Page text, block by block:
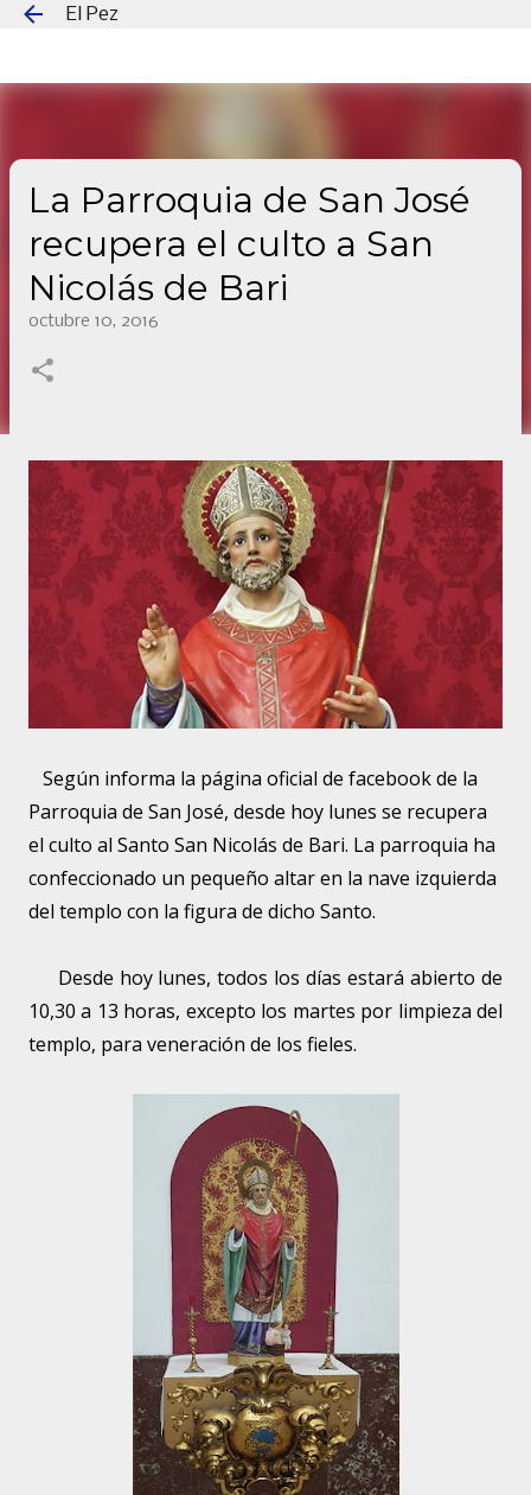
El Pez
La Parroquia de San José
recupera el culto a San
Nicolás de Bari
octubre 10, 2016
Según informa la página oficial de facebook de la
Parroquia de San José, desde hoy lunes se recupera
el culto al Santo San Nicolás de Bari. La parroquia ha
confeccionado un pequeño altar en la nave izquierda
del templo con la figura de dicho Santo.
Desde hoy lunes, todos los días estará abierto de
10,30 a 13 horas, excepto los martes por limpieza del
templo, para veneración de los fieles.